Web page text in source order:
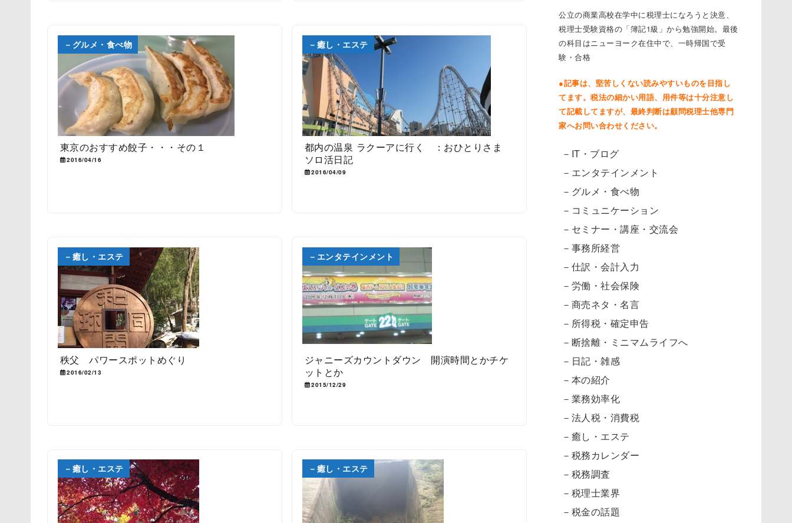
－グルメ・食べ物
東京のおすすめ餃子・・・その１
2016/04/16
－癒し・エステ
都内の温泉 ラクーアに行く ：おひとりさま
ソロ活日記
2016/04/09
－癒し・エステ
秩父 パワースポットめぐり
2016/02/13
－エンタテインメント
ジャニーズカウントダウン 開演時間とかチケ
ットとか
2015/12/29
－癒し・エステ －癒し・エステ
公立の商業高校在学中に税理士になろうと決意、
税理士受験資格の「簿記1級」から勉強開始。最後
の科目はニューヨーク在住中で、一時帰国で受
験・合格
●記事は、堅苦しくない読みやすいものを目指し
てます。税法の細かい用語、用件等は十分注意し
て記載してますが、最終判断は顧問税理士他専門
家へお問い合わせください。
－IT・ブログ
－エンタテインメント
－グルメ・食べ物
－コミュニケーション
－セミナー・講座・交流会
－事務所経営
－仕訳・会計入力
－労働・社会保険
－商売ネタ・名言
－所得税・確定申告
－断捨離・ミニマムライフへ
－日記・雑感
－本の紹介
－業務効率化
－法人税・消費税
－癒し・エステ
－税務カレンダー
－税務調査
－税理士業界
－税金の話題